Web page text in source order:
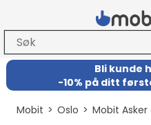
Bli kunde
-10% på ditt
Mobit>Oslo>Mobit